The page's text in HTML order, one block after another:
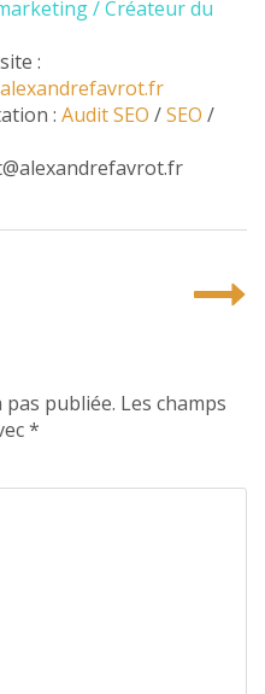
/ Créateur du
:
: Audit SEO /SEO /
publiée. Les champs
*